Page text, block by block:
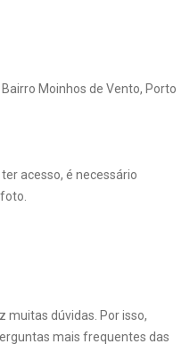
Moinhos de Vento, Porto
acesso, é necessário
muitas dúvidas. Por isso,
mais frequentes das